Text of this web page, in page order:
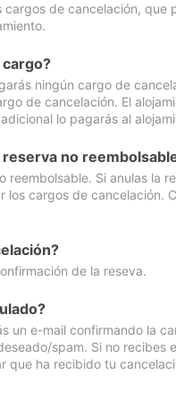
de cancelación, que
ningún cargo de
de cancelación. El
lo pagarás al
no
Si anulas la
los cargos de cancelación.
de la reseva.
un e-mail confirmando la
spam. Si no recibes
que ha recibido tu